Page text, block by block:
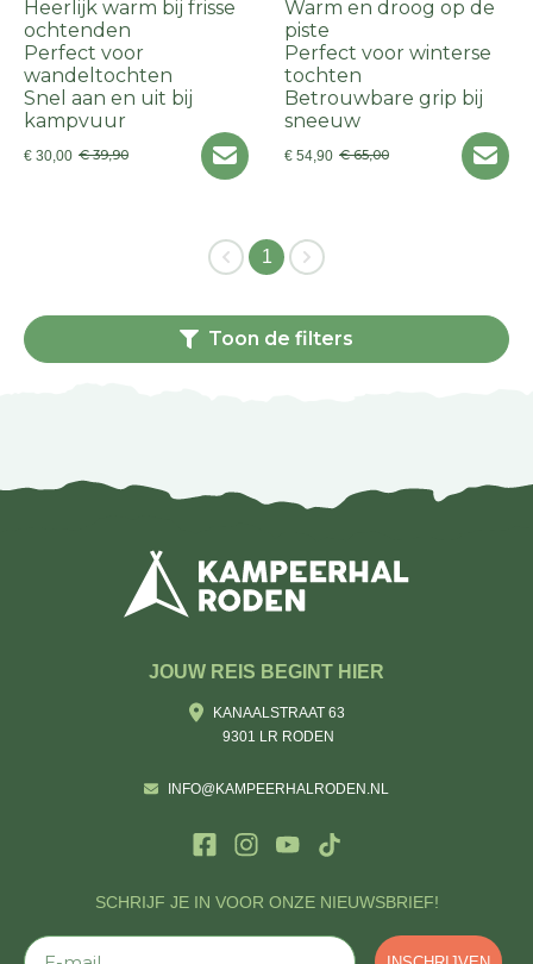
Heerlijk warm bij frisse
ochtenden
Perfect voor
wandeltochten
Snel aan en uit bij
kampvuur
€ 30,00 € 39,90
Warm en droog op de
piste
Perfect voor winterse
tochten
Betrouwbare grip bij
sneeuw
€ 54,90 € 65,00
1
Toon de filters
SCHRIJF JE IN VOOR ONZE NIEUWSBRIEF!
E-mail
JOUW REIS BEGINT HIER
KANAALSTRAAT 63
9301 LR RODEN
INFO@KAMPEERHALRODEN.NL